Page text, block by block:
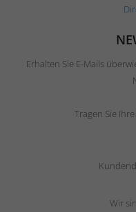
Erhalten Sie E-Mails
Tragen Sie
Wir